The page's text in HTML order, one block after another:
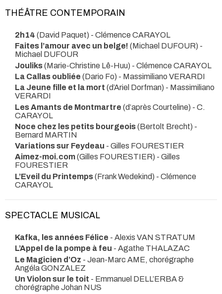
THÉÂTRE CONTEMPORAIN
2h14 (David Paquet) - Clémence CARAYOL
Faites l’amour avec un belge! (Michael DUFOUR) -
Michael DUFOUR
Jouliks(Marie-Christine Lê-Huu) - Clémence CARAYOL
La Callas oubliée (Dario Fo) - Massimiliano VERARDI
La Jeune fille et la mort (d’Ariel Dorfman) - Massimiliano
VERARDI
Les Amants de Montmartre (d’après Courteline) - C.
CARAYOL
Noce chez les petits bourgeois(Bertolt Brecht) -
Bernard MARTIN
Variations sur Feydeau - Gilles FOURESTIER
Aimez-moi.com(Gilles FOURESTIER) - Gilles
FOURESTIER
L’Eveil du Printemps(Frank Wedekind) - Clémence
CARAYOL
SPECTACLE MUSICAL
Kafka, les années Félice - Alexis VAN STRATUM
L’Appel de la pompe à feu - Agathe THALAZAC
Le Magicien d’Oz - Jean-Marc AME, chorégraphe
Angéla GONZALEZ
Un Violon sur le toit - Emmanuel DELL’ERBA &
chorégraphe Johan NUS